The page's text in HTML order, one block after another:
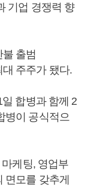
기업 경쟁력 향
출범
주주가 됐다.
합병과 함께 2
병이 공식적으
케팅, 영업부
면모를 갖추게